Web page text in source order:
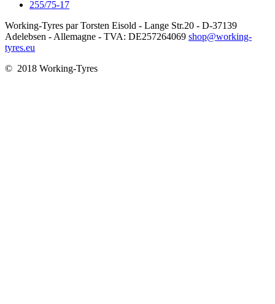
255/75-17
Working-Tyres par Torsten Eisold - Lange Str.20 - D-37139
Adelebsen - Allemagne - TVA: DE257264069 shop@working-
tyres.eu
© 2018 Working-Tyres